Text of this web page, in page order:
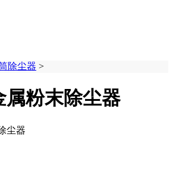
除尘器 >
属粉末除尘器